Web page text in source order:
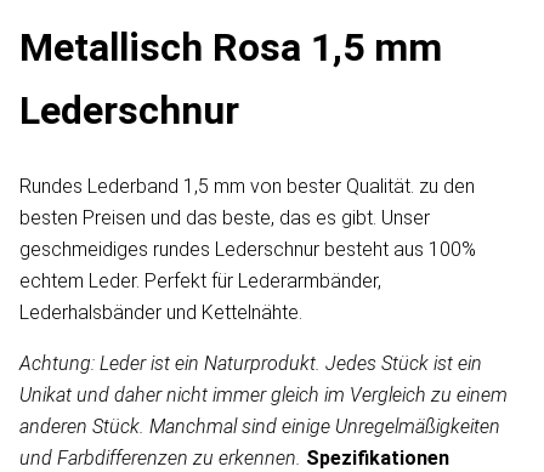
Metallisch Rosa 1,5 mm
Lederschnur
Rundes Lederband 1,5 mm von bester Qualität. zu den
besten Preisen und das beste, das es gibt. Unser
geschmeidiges rundes Lederschnur besteht aus 100%
echtem Leder. Perfekt für Lederarmbänder,
Lederhalsbänder und Kettelnähte.
Achtung: Leder ist ein Naturprodukt. Jedes Stück ist ein
Unikat und daher nicht immer gleich im Vergleich zu einem
anderen Stück. Manchmal sind einige Unregelmäßigkeiten
und Farbdifferenzen zu erkennen. Spezifikationen